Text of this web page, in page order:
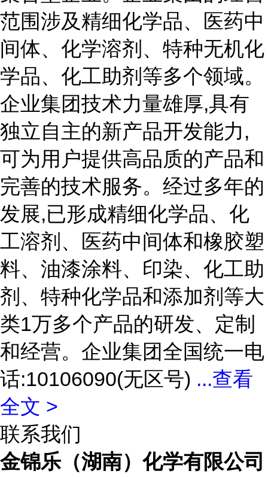
范围涉及精细化学品、医药中
间体、化学溶剂、特种无机化
学品、化工助剂等多个领域。
企业集团技术力量雄厚,具有
独立自主的新产品开发能力,
可为用户提供高品质的产品和
完善的技术服务。经过多年的
发展,已形成精细化学品、化
工溶剂、医药中间体和橡胶塑
料、油漆涂料、印染、化工助
剂、特种化学品和添加剂等大
类1万多个产品的研发、定制
和经营。企业集团全国统一电
话:10106090(无区号) ...查看
全文 >
联系我们
金锦乐（湖南）化学有限公司